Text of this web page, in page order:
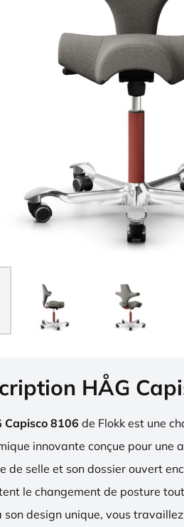
HÅG
Capisco 8106 de Flokk est une
innovante conçue pour une
de selle et son dossier ouvert
le changement de posture
son design unique, vous